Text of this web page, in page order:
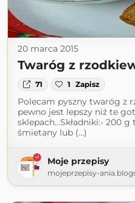
20 marca 2015
Twaróg z
71 1 Zapisz
Polecam pyszny twaróg z
pewno jest lepszy niż te
sklepach...Składniki:- 200
śmietany lub (...)
Moje przepisy
mojeprzepisy-